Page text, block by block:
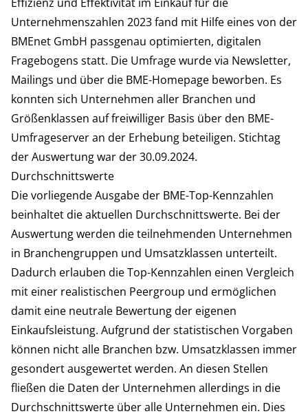
Effizienz und Effektivität im Einkauf für die
Unternehmenszahlen 2023 fand mit Hilfe eines von der
BMEnet GmbH passgenau optimierten, digitalen
Fragebogens statt. Die Umfrage wurde via Newsletter,
Mailings und über die BME-Homepage beworben. Es
konnten sich Unternehmen aller Branchen und
Größenklassen auf freiwilliger Basis über den BME-
Umfrageserver an der Erhebung beteiligen. Stichtag
der Auswertung war der 30.09.2024.
Durchschnittswerte
Die vorliegende Ausgabe der BME-Top-Kennzahlen
beinhaltet die aktuellen Durchschnittswerte. Bei der
Auswertung werden die teilnehmenden Unternehmen
in Branchengruppen und Umsatzklassen unterteilt.
Dadurch erlauben die Top-Kennzahlen einen Vergleich
mit einer realistischen Peergroup und ermöglichen
damit eine neutrale Bewertung der eigenen
Einkaufsleistung. Aufgrund der statistischen Vorgaben
können nicht alle Branchen bzw. Umsatzklassen immer
gesondert ausgewertet werden. An diesen Stellen
fließen die Daten der Unternehmen allerdings in die
Durchschnittswerte über alle Unternehmen ein. Dies